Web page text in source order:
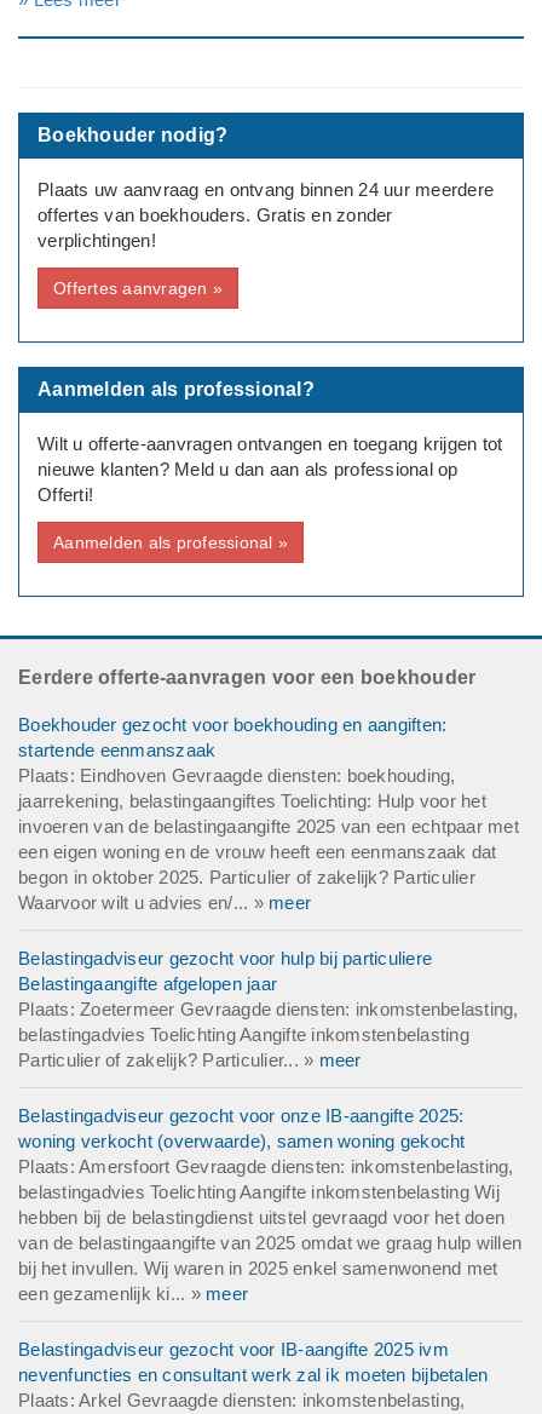
---
Rechtsvorm: Eenmanszaak/ZZP
Bedrijfsinformatie:
Producer/DJ
Boekhouder nodig?
Plaats uw aanvraag en ontvang binnen 24 uur meerdere
offertes van boekhouders. Gratis en zonder
verplichtingen!
Offertes aanvragen »
Aanmelden als professional?
Wilt u offerte-aanvragen ontvangen en toegang krijgen tot
nieuwe klanten? Meld u dan aan als professional op
Offerti!
Aanmelden als professional »
Eerdere offerte-aanvragen voor een boekhouder
Boekhouder gezocht voor boekhouding en aangiften:
startende eenmanszaak
Plaats: Eindhoven Gevraagde diensten: boekhouding,
jaarrekening, belastingaangiftes Toelichting: Hulp voor het
invoeren van de belastingaangifte 2025 van een echtpaar met
een eigen woning en de vrouw heeft een eenmanszaak dat
begon in oktober 2025. Particulier of zakelijk? Particulier
Waarvoor wilt u advies en/... » meer
Belastingadviseur gezocht voor hulp bij particuliere
Belastingaangifte afgelopen jaar
Plaats: Zoetermeer Gevraagde diensten: inkomstenbelasting,
belastingadvies Toelichting Aangifte inkomstenbelasting
Particulier of zakelijk? Particulier... » meer
Belastingadviseur gezocht voor onze IB-aangifte 2025:
woning verkocht (overwaarde), samen woning gekocht
Plaats: Amersfoort Gevraagde diensten: inkomstenbelasting,
belastingadvies Toelichting Aangifte inkomstenbelasting Wij
hebben bij de belastingdienst uitstel gevraagd voor het doen
van de belastingaangifte van 2025 omdat we graag hulp willen
bij het invullen. Wij waren in 2025 enkel samenwonend met
een gezamenlijk ki... » meer
Belastingadviseur gezocht voor IB-aangifte 2025 ivm
nevenfuncties en consultant werk zal ik moeten bijbetalen
Plaats: Arkel Gevraagde diensten: inkomstenbelasting,